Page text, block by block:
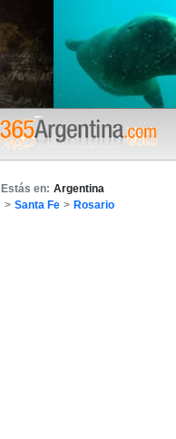
Estás en: Argentina
> Santa Fe > Rosario